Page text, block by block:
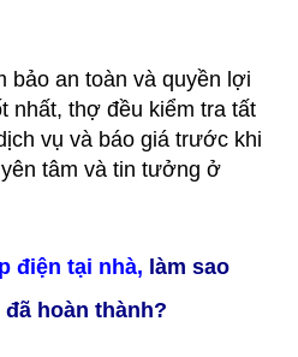
bảo an toàn và quyền lợi
nhất, thợ đều kiểm tra tất
vụ và báo giá trước khi
tâm và tin tưởng ở
điện tại nhà, làm sao
hoàn thành?